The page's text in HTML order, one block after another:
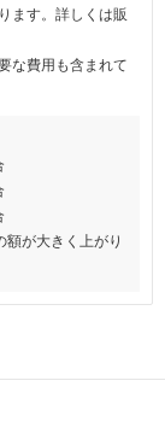
ます。詳しくは販
な費用も含まれて
額が大きく上がり